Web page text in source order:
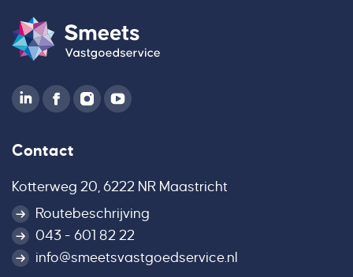
Contact
Kotterweg 20, 6222 NR Maastricht
Routebeschrijving
043 - 601 82 22
info@smeetsvastgoedservice.nl